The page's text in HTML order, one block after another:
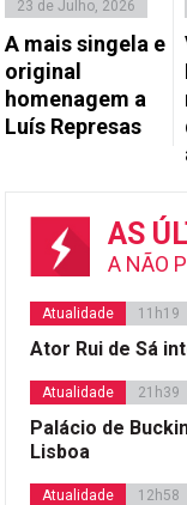
23 de Julho, 2026
A mais singela e
original
homenagem a
Luís Represas
AS
A NÃO
Atualidade 11h19
Ator Rui de Sá
Atualidade 21h39
Palácio de
Lisboa
Atualidade 12h58